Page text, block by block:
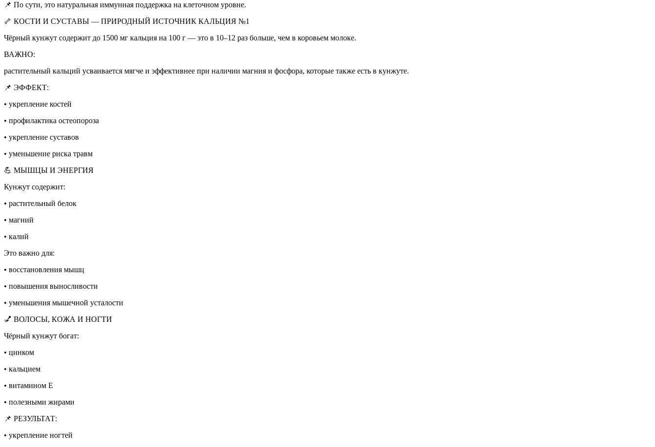
📌 По сути, это натуральная иммунная поддержка на клеточном уровне.
🦴 КОСТИ И СУСТАВЫ — ПРИРОДНЫЙ ИСТОЧНИК КАЛЬЦИЯ №1
Чёрный кунжут содержит до 1500 мг кальция на 100 г — это в 10–12 раз больше, чем в коровьем молоке.
ВАЖНО:
растительный кальций усваивается мягче и эффективнее при наличии магния и фосфора, которые также есть в кунжуте.
📌 ЭФФЕКТ:
• укрепление костей
• профилактика остеопороза
• укрепление суставов
• уменьшение риска травм
💪 МЫШЦЫ И ЭНЕРГИЯ
Кунжут содержит:
• растительный белок
• магний
• калий
Это важно для:
• восстановления мышц
• повышения выносливости
• уменьшения мышечной усталости
💅 ВОЛОСЫ, КОЖА И НОГТИ
Чёрный кунжут богат:
• цинком
• кальцием
• витамином Е
• полезными жирами
📌 РЕЗУЛЬТАТ:
• укрепление ногтей